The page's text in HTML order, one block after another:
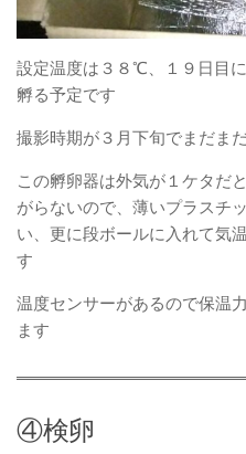
設定温度は３８℃、１９日目
孵る予定です
撮影時期が３月下旬でまだま
この孵卵器は外気が１ケタだ
がらないので、薄いプラスチ
い、更に段ボールに入れて気
す
温度センサーがあるので保温
ます
④検卵